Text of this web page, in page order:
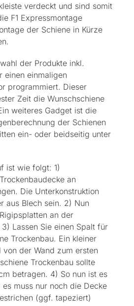
verdeckt und sind somit
F1 Expressmontage
der Schiene in Kürze
der Produkte inkl.
einen einmaligen
programmiert. Dieser
Zeit die Wunschschiene
weiteres Gadget ist die
der Schienen
ein- oder beidseitig unter
ist wie folgt: 1)
an
Die Unterkonstruktion
aus Blech sein. 2) Nun
an der
Lassen Sie einen Spalt für
Trockenbau. Ein kleiner
der Wand zum ersten
Trockenbau sollte
betragen. 4) So nun ist es
muss nur noch die Decke
(ggf. tapeziert)